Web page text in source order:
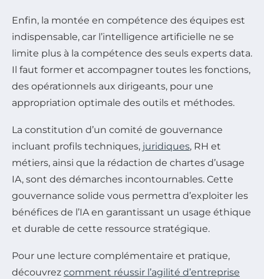
Enfin, la montée en compétence des équipes est
indispensable, car l’intelligence artificielle ne se
limite plus à la compétence des seuls experts data.
Il faut former et accompagner toutes les fonctions,
des opérationnels aux dirigeants, pour une
appropriation optimale des outils et méthodes.
La constitution d’un comité de gouvernance
incluant profils techniques, juridiques, RH et
métiers, ainsi que la rédaction de chartes d’usage
IA, sont des démarches incontournables. Cette
gouvernance solide vous permettra d’exploiter les
bénéfices de l’IA en garantissant un usage éthique
et durable de cette ressource stratégique.
Pour une lecture complémentaire et pratique,
découvrez comment réussir l’agilité d’entreprise